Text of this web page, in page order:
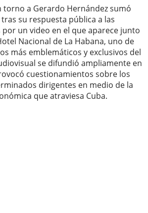
torno a Gerardo Hernández sumó
su respuesta pública a las
un video en el que aparece junto
Nacional de La Habana, uno de
más emblemáticos y exclusivos del
se difundió ampliamente en
cuestionamientos sobre los
dirigentes en medio de la
que atraviesa Cuba.